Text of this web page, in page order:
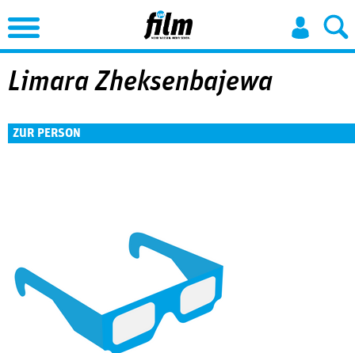
Jump to Navigation
Limara Zheksenbajewa
ZUR PERSON